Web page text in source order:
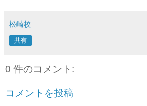
松崎校
共有
0 件のコメント:
コメントを投稿